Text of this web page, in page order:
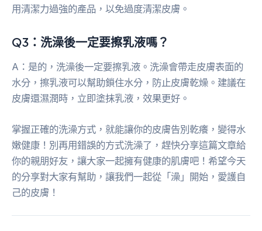
用清潔力過強的產品，以免過度清潔皮膚。
Q3：洗澡後一定要擦乳液嗎？
A：是的，洗澡後一定要擦乳液。洗澡會帶走皮膚表面的
水分，擦乳液可以幫助鎖住水分，防止皮膚乾燥。建議在
皮膚還濕潤時，立即塗抹乳液，效果更好。
掌握正確的洗澡方式，就能讓你的皮膚告別乾癢，變得水
嫩健康！別再用錯誤的方式洗澡了，趕快分享這篇文章給
你的親朋好友，讓大家一起擁有健康的肌膚吧！希望今天
的分享對大家有幫助，讓我們一起從「澡」開始，愛護自
己的皮膚！